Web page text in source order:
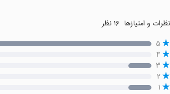
نظرات و امتیازها ۱۶ نظر
۵
۴
۳
۲
۱